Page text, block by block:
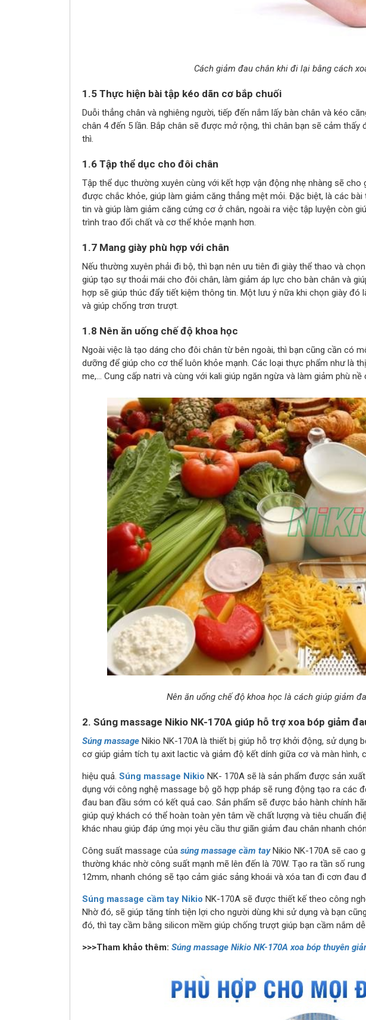
Cách giảm đau chân khi đi lại bằng cách
1.5 Thực hiện bài tập kéo dãn cơ bắp chuối
Duỗi thẳng chân và nghiêng người, tiếp đến nắm lấy bàn chân và kéo
chân 4 đến 5 lần. Bắp chân sẽ được mở rộng, thì chân bạn sẽ cảm
thì.
1.6 Tập thể dục cho đôi chân
Tập thể dục thường xuyên cùng với kết hợp vận động nhẹ nhàng sẽ
được chắc khỏe, giúp làm giảm căng thẳng mệt mỏi. Đặc biệt, là các
tin và giúp làm giảm căng cứng cơ ở chân, ngoài ra việc tập luyện còn
trình trao đổi chất và cơ thể khỏe mạnh hơn.
1.7 Mang giày phù hợp với chân
Nếu thường xuyên phải đi bộ, thì bạn nên ưu tiên đi giày thể thao và
giúp tạo sự thoải mái cho đôi chân, làm giảm áp lực cho bàn chân và
hợp sẽ giúp thúc đẩy tiết kiệm thông tin. Một lưu ý nữa khi chọn giày
và giúp chống trơn trượt.
1.8 Nên ăn uống chế độ khoa học
Ngoài việc là tạo dáng cho đôi chân từ bên ngoài, thì bạn cũng cần có
dưỡng để giúp cho cơ thể luôn khỏe mạnh. Các loại thực phẩm như là
me,… Cung cấp natri và cùng với kali giúp ngăn ngừa và làm giảm phù nề
Nên ăn uống chế độ khoa học là cách giúp giảm
2. Súng massage Nikio NK-170A giúp hỗ trợ xoa bóp giảm
Súng massage Nikio NK-170A là thiết bị giúp hỗ trợ khởi động, sử dụng
cơ giúp giảm tích tụ axit lactic và giảm độ kết dính giữa cơ và màn hình,
hiệu quả. Súng massage Nikio NK- 170A sẽ là sản phẩm được sản
dụng với công nghệ massage bộ gõ hợp pháp sẽ rung động tạo ra các
đau ban đầu sớm có kết quả cao. Sản phẩm sẽ được bảo hành chính
giúp quý khách có thể hoàn toàn yên tâm về chất lượng và tiêu chuẩn
khác nhau giúp đáp ứng mọi yêu cầu thư giãn giảm đau chân nhanh
Công suất massage của súng massage cầm tayNikio NK-170A sẽ cao
thường khác nhờ công suất mạnh mẽ lên đến là 70W. Tạo ra tần số
12mm, nhanh chóng sẽ tạo cảm giác sảng khoái và xóa tan đi cơn đau
Súng massage cầm tay Nikio NK-170A sẽ được thiết kế theo công
Nhờ đó, sẽ giúp tăng tính tiện lợi cho người dùng khi sử dụng và bạn
đó, thì tay cầm bằng silicon mềm giúp chống trượt giúp bạn cầm nắm
>>>Tham khảo thêm: Súng massage Nikio NK-170A xoa bóp thuyên